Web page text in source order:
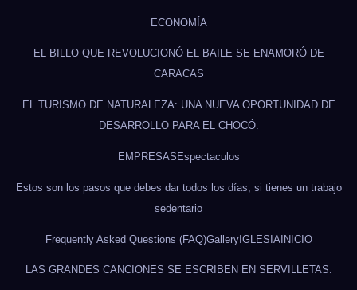
ECONOMÍA
EL BILLO QUE REVOLUCIONÓ EL BAILE SE ENAMORÓ DE
CARACAS
EL TURISMO DE NATURALEZA: UNA NUEVA OPORTUNIDAD DE
DESARROLLO PARA EL CHOCÓ.
EMPRESAS Espectaculos
Estos son los pasos que debes dar todos los días, si tienes un trabajo
sedentario
Frequently Asked Questions (FAQ)GalleryIGLESIAINICIO
LAS GRANDES CANCIONES SE ESCRIBEN EN SERVILLETAS.